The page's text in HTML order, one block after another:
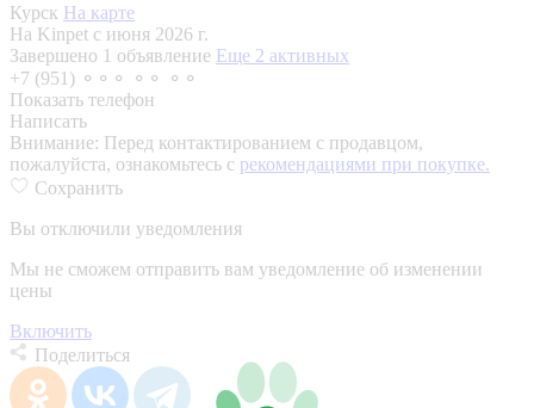
Курск На карте
На Kinpet c июня 2026 г.
Завершено 1 объявление Еще 2 активных
+7 (951) ⚬⚬⚬ ⚬⚬ ⚬⚬
Показать телефон
Написать
Внимание: Перед контактированием с продавцом,
пожалуйста, ознакомьтесь с рекомендациями при покупке.
Сохранить
Вы отключили уведомления
Мы не сможем отправить вам уведомление об изменении
цены
Включить
Поделиться